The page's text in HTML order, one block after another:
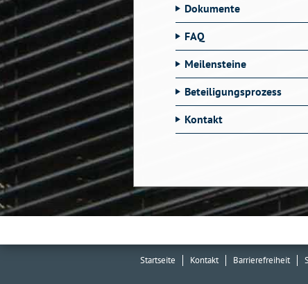
Dokumente
FAQ
Meilensteine
Beteiligungsprozess
Kontakt
Startseite Kontakt Barrierefreiheit